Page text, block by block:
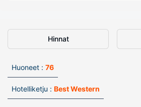
Hinnat
Huoneet : 76
Hotelliketju : Best Western